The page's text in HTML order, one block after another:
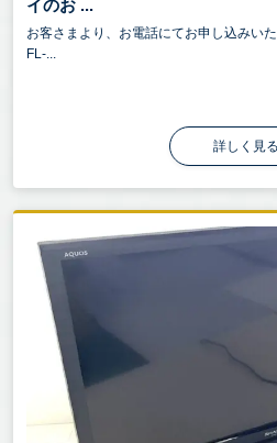
イのお ...
お客さまより、お電話にてお申し込みい
FL-...
詳しく見る